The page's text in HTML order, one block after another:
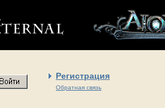
Регистрация
Обратная связь